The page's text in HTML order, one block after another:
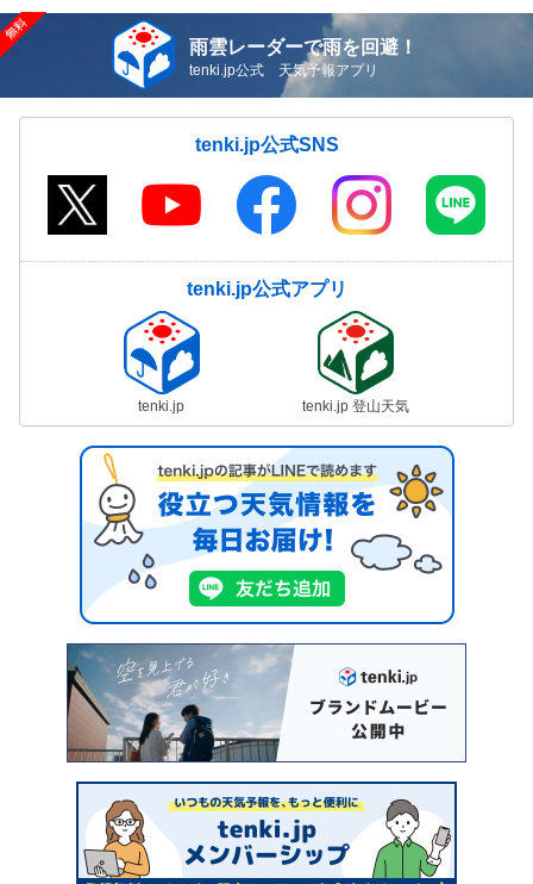
雨雲レーダーで雨を回避！
tenki.jp公式 天気予報アプリ
tenki.jp公式SNS
tenki.jp公式アプリ
tenki.jp tenki.jp 登山天気